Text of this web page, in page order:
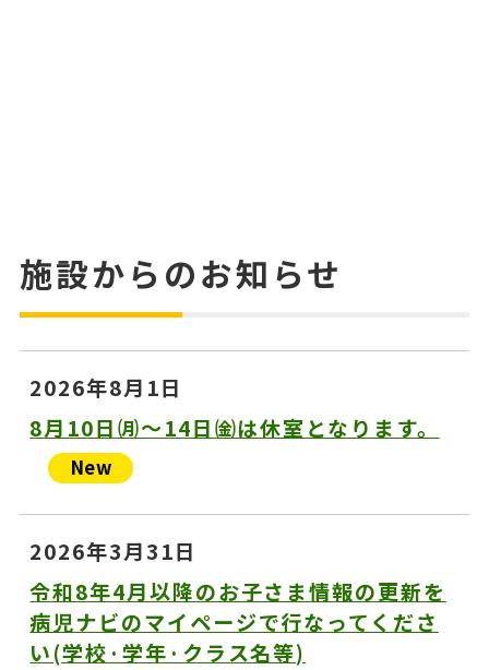
施設からのお知らせ
2026年8月1日
8月10日㈪～14日㈮は休室となります。
New
2026年3月31日
令和8年4月以降のお子さま情報の更新を
病児ナビのマイページで行なってくださ
い(学校·学年·クラス名等)